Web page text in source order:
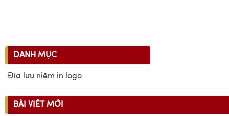
DANH MỤC
Đĩa lưu niệm in logo
BÀI VIẾT MỚI